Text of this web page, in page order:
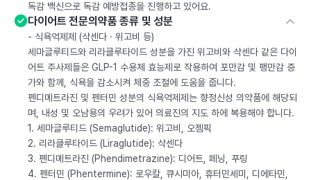
독감 백신으로 독감 예방접종을 진행하고 있어요.
다이어트 전문의약품 종류 및 성분
- 식욕억제제 (삭센다 · 위고비 등)
세마글루티드와 리라클루타이드 성분을 가진 위고비와 삭센다 같은 다이
어트 주사제들은 GLP-1 수용체 효능제로 작용하여 포만감 및 팽만감 증
가와 함께, 식욕을 감소시켜 체중 조절에 도움을 줍니다.
펜디메트라진 및 펜터민 성분의 식욕억제제는 향정신성 의약품에 해당되
며, 내성 및 오남용의 우려가 있어 의료진의 지도 하에 복용해야 합니다.
1. 세마글루티드 (Semaglutide): 위고비, 오젬픽
2. 리라클루타이드 (Liraglutide): 삭센다
3. 펜디메트라진 (Phendimetrazine): 디어트, 페닝, 푸링
4. 펜터민 (Phentermine): 로우칼, 큐시미아, 휴터민세미, 디에타민,